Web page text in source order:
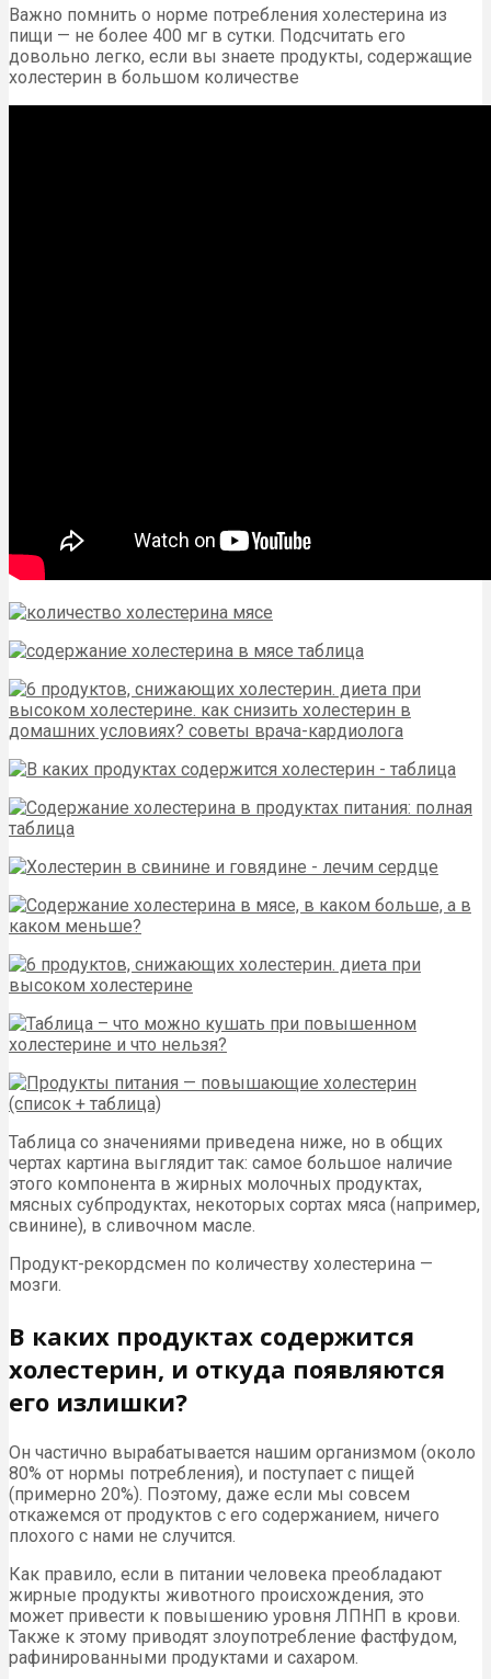
Важно помнить о норме потребления холестерина из
пищи — не более 400 мг в сутки. Подсчитать его
довольно легко, если вы знаете продукты, содержащие
холестерин в большом количестве
Таблица со значениями приведена ниже, но в общих
чертах картина выглядит так: самое большое наличие
этого компонента в жирных молочных продуктах,
мясных субпродуктах, некоторых сортах мяса (например,
свинине), в сливочном масле.
Продукт-рекордсмен по количеству холестерина —
мозги.
В каких продуктах содержится
холестерин, и откуда появляются
его излишки?
Он частично вырабатывается нашим организмом (около
80% от нормы потребления), и поступает с пищей
(примерно 20%). Поэтому, даже если мы совсем
откажемся от продуктов с его содержанием, ничего
плохого с нами не случится.
Как правило, если в питании человека преобладают
жирные продукты животного происхождения, это
может привести к повышению уровня ЛПНП в крови.
Также к этому приводят злоупотребление фастфудом,
рафинированными продуктами и сахаром.